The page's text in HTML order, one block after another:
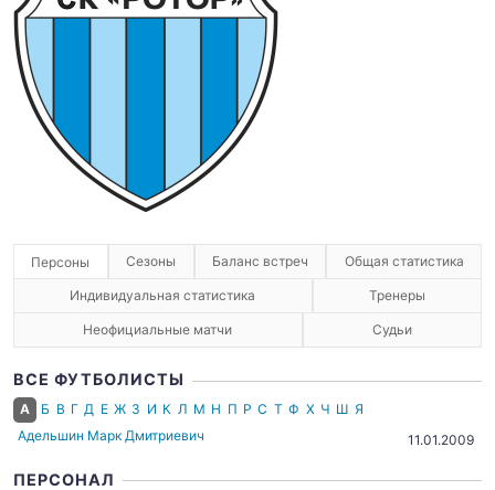
Персоны Сезоны Баланс встреч Общая статистика
Индивидуальная статистика Тренеры
Неофициальные матчи Судьи
ВСЕ ФУТБОЛИСТЫ
А Б В Г Д Е Ж З И К Л М Н П Р С Т Ф Х Ч Ш Я
Адельшин Марк Дмитриевич
11.01.2009
ПЕРСОНАЛ